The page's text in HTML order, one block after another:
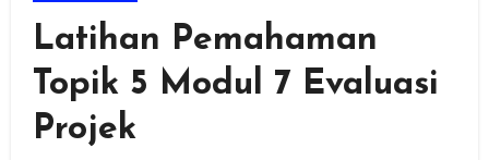
Latihan Pemahaman
Topik 5 Modul 7 Evaluasi
Projek